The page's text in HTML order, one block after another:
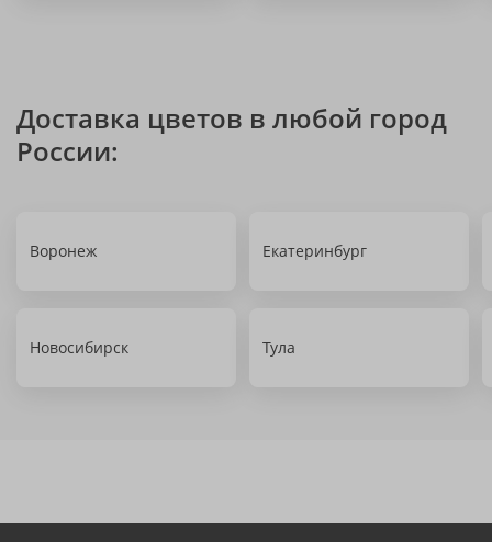
Доставка цветов в любой город
России:
Воронеж Екатеринбург
Новосибирск Тула